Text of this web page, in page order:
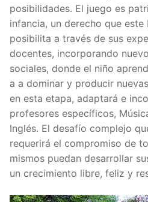
posibilidades. El juego es
infancia, un derecho que
posibilita a través de sus
docentes, incorporando
sociales, donde el niño
a a dominar y producir
en esta etapa, adaptará e
profesores específicos,
Inglés. El desafío complejo
requerirá el compromiso de
mismos puedan desarrollar
un crecimiento libre, feliz y